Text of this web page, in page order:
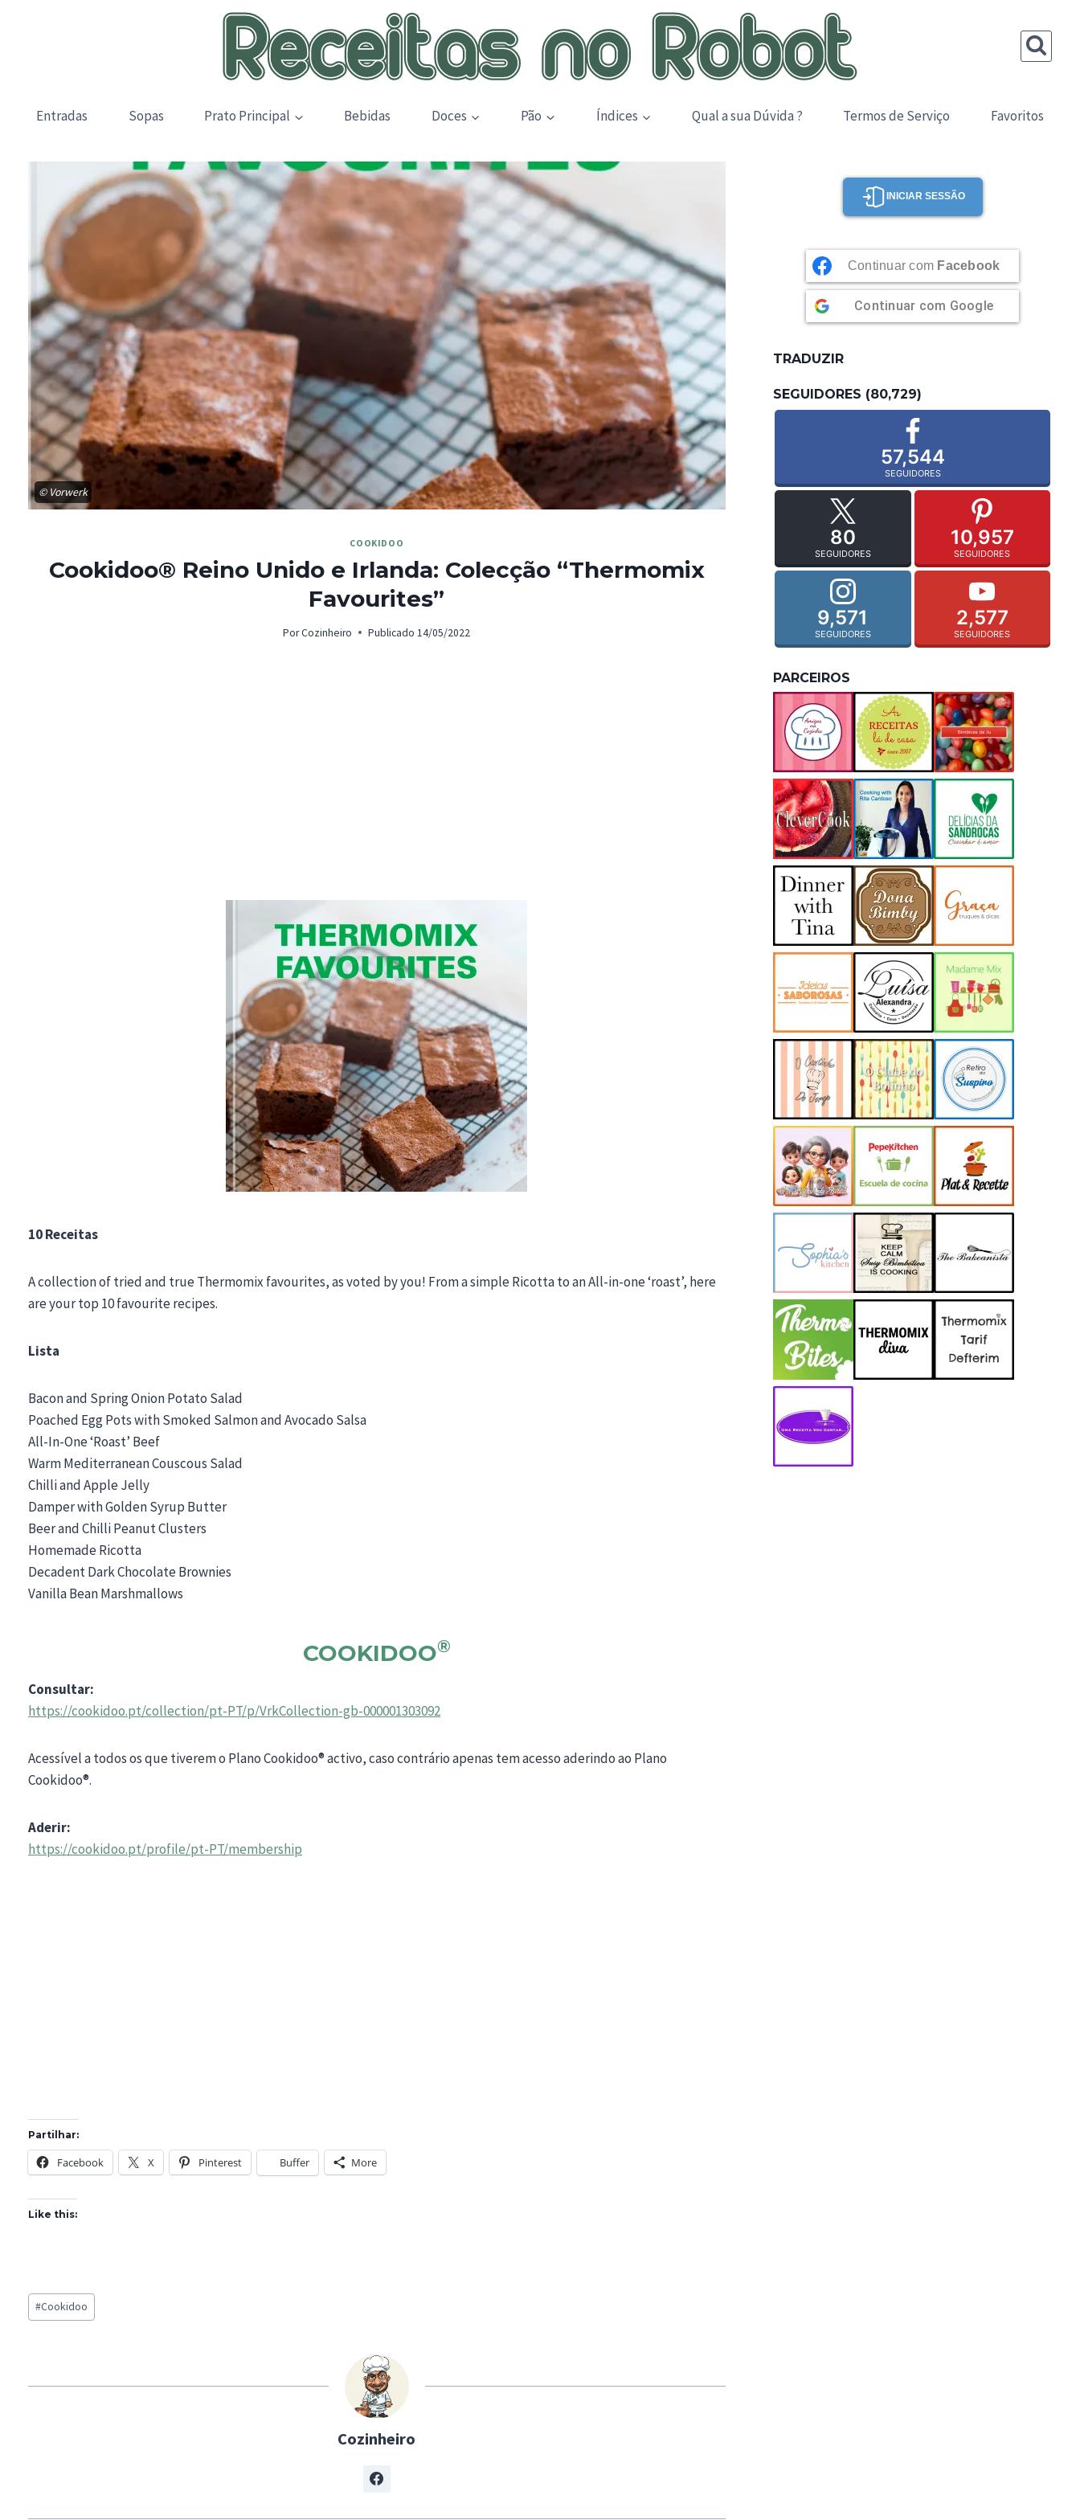
Entradas Sopas Prato Principal Bebidas Doces Pão Índices Qual a sua Dúvida ? Termos de Serviço Favoritos
© Vorwerk
COOKIDOO
Cookidoo® Reino Unido e Irlanda: Colecção “Thermomix
Favourites”
PorCozinheiro Publicado 14/05/2022
10 Receitas
A collection of tried and true Thermomix favourites, as voted by you! From a simple Ricotta to an All-in-one ‘roast’, here
are your top 10 favourite recipes.
Lista
Bacon and Spring Onion Potato Salad
Poached Egg Pots with Smoked Salmon and Avocado Salsa
All-In-One ‘Roast’ Beef
Warm Mediterranean Couscous Salad
Chilli and Apple Jelly
Damper with Golden Syrup Butter
Beer and Chilli Peanut Clusters
Homemade Ricotta
Decadent Dark Chocolate Brownies
Vanilla Bean Marshmallows
COOKIDOO®
Consultar:
https://cookidoo.pt/collection/pt-PT/p/VrkCollection-gb-000001303092
Acessível a todos os que tiverem o Plano Cookidoo® activo, caso contrário apenas tem acesso aderindo ao Plano
Cookidoo®.
Aderir:
https://cookidoo.pt/profile/pt-PT/membership
Partilhar:
Facebook X Pinterest Buffer More
Like this:
Post
Tags:
#Cookidoo
Cozinheiro
INICIAR SESSÃO
Continuar com Facebook
Continuar com Google
TRADUZIR
SEGUIDORES (80,729)
57,544
SEGUIDORES
80
SEGUIDORES
10,957
SEGUIDORES
9,571
SEGUIDORES
2,577
SEGUIDORES
PARCEIROS